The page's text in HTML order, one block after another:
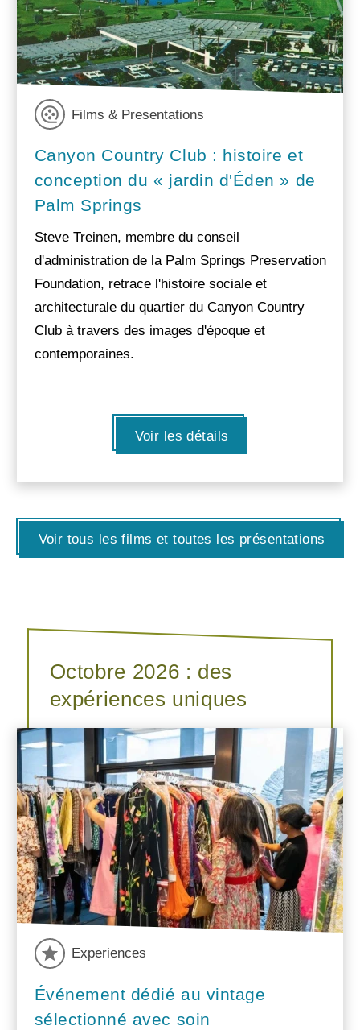
Films & Presentations
Canyon Country Club : histoire et
conception du « jardin d'Éden » de
Palm Springs
Steve Treinen, membre du conseil
d'administration de la Palm Springs Preservation
Foundation, retrace l'histoire sociale et
architecturale du quartier du Canyon Country
Club à travers des images d'époque et
contemporaines.
Voir les détails
Voir tous les films et toutes les présentations
Octobre 2026 : des
expériences uniques
Experiences
Événement dédié au vintage
sélectionné avec soin